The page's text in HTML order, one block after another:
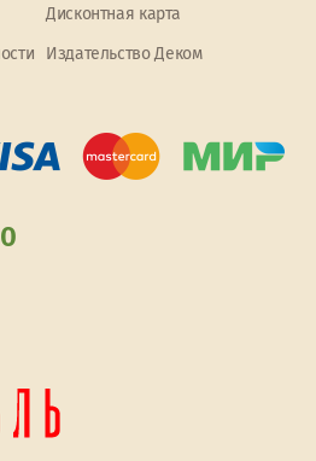
Дисконтная карта
Издательство Деком